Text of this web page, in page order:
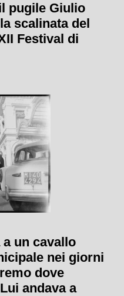
pugile Giulio
scalinata del
Festival di
un cavallo
nei giorni
dove
andava a